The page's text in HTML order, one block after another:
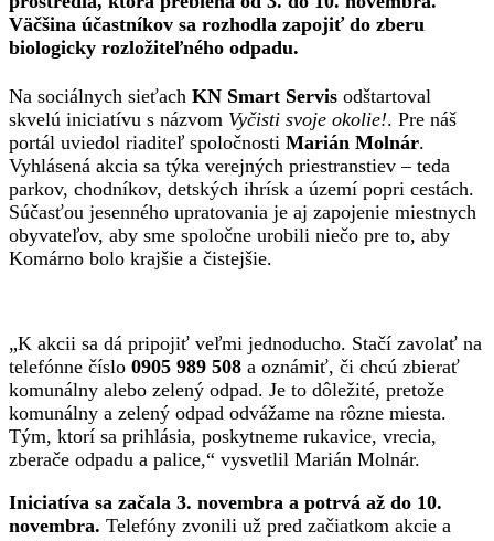
Väčšina účastníkov sa rozhodla zapojiť do zberu
biologicky rozložiteľného odpadu.
Na sociálnych sieťach KN Smart Servis odštartoval
skvelú iniciatívu s názvom Vyčisti svoje okolie!. Pre náš
portál uviedol riaditeľ spoločnosti Marián Molnár.
Vyhlásená akcia sa týka verejných priestranstiev – teda
parkov, chodníkov, detských ihrísk a území popri cestách.
Súčasťou jesenného upratovania je aj zapojenie miestnych
obyvateľov, aby sme spoločne urobili niečo pre to, aby
Komárno bolo krajšie a čistejšie.
„K akcii sa dá pripojiť veľmi jednoducho. Stačí zavolať na
telefónne číslo 0905 989 508 a oznámiť, či chcú zbierať
komunálny alebo zelený odpad. Je to dôležité, pretože
komunálny a zelený odpad odvážame na rôzne miesta.
Tým, ktorí sa prihlásia, poskytneme rukavice, vrecia,
zberače odpadu a palice,“ vysvetlil Marián Molnár.
Iniciatíva sa začala 3. novembra a potrvá až do 10.
novembra. Telefóny zvonili už pred začiatkom akcie a